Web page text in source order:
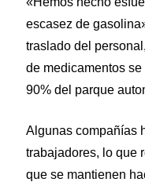
escasez de
traslado del
de medicamentos
90% del parque
Algunas compañías
trabajadores, lo que
que se mantienen